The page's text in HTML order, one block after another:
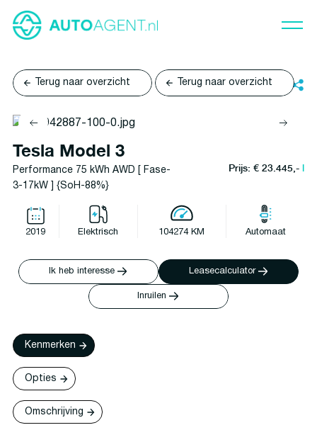
Terug naar overzicht Terug naar overzicht
Tesla Model 3
Performance 75 kWh AWD [ Fase-
3-17kW ] {SoH-88%}
Prijs: € 23.445,-l
2019 Elektrisch 104274 KM Automaat
Ik heb interesse Leasecalculator
Inruilen
Kenmerken
Opties
Omschrijving